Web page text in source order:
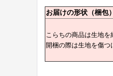
お届けの形状（梱包
こらちの商品は生地
開梱の際は生地を傷つ